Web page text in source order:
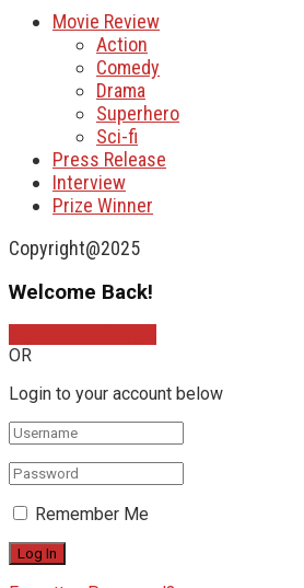
Movie Review
Action
Comedy
Drama
Superhero
Sci-fi
Press Release
Interview
Prize Winner
Copyright@2025
Welcome Back!
OR
Login to your account below
Remember Me